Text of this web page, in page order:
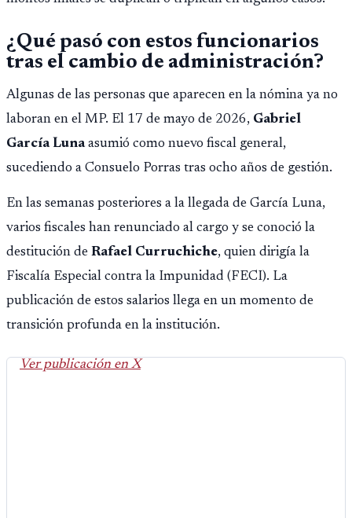
¿Qué pasó con estos funcionarios
tras el cambio de administración?
Algunas de las personas que aparecen en la nómina ya no
laboran en el MP. El 17 de mayo de 2026, Gabriel
García Lunaasumió como nuevo fiscal general,
sucediendo a Consuelo Porras tras ocho años de gestión.
En las semanas posteriores a la llegada de García Luna,
varios fiscales han renunciado al cargo y se conoció la
destitución de Rafael Curruchiche, quien dirigía la
Fiscalía Especial contra la Impunidad (FECI). La
publicación de estos salarios llega en un momento de
transición profunda en la institución.
Ver publicación en X